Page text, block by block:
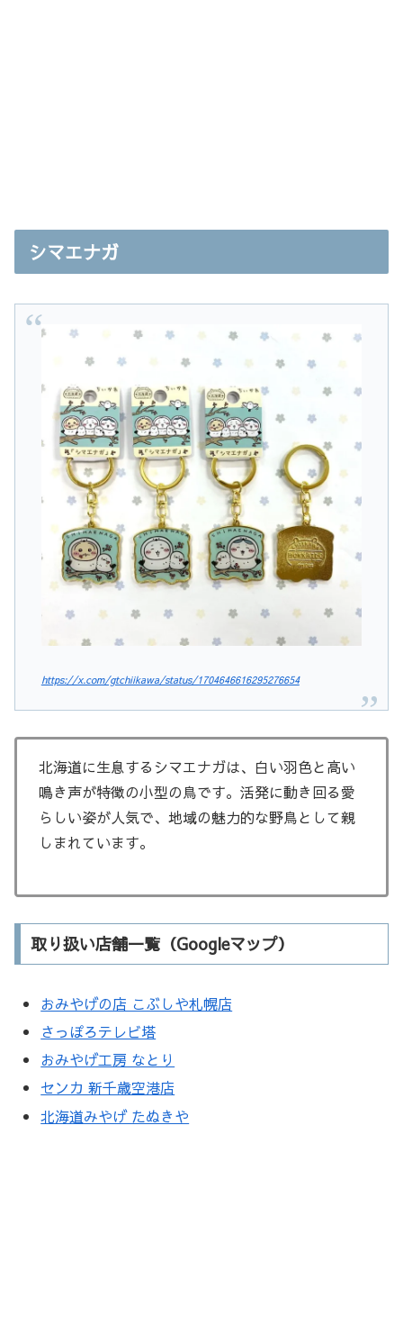
シマエナガ
https://x.com/gtchiikawa/status/1704646616295276654
北海道に生息するシマエナガは、白い羽色と高い
鳴き声が特徴の小型の鳥です。活発に動き回る愛
らしい姿が人気で、地域の魅力的な野鳥として親
しまれています。
取り扱い店舗一覧（Googleマップ）
おみやげの店 こぶしや札幌店
さっぽろテレビ塔
おみやげ工房 なとり
センカ 新千歳空港店
北海道みやげ たぬきや